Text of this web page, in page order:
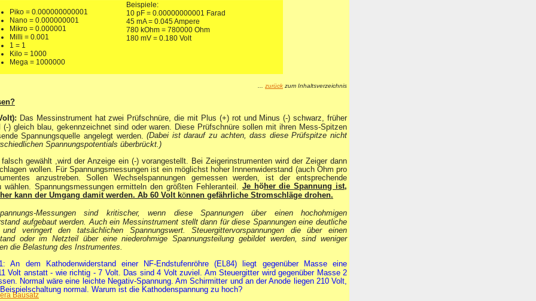
Bausatz
Piko = 0.000000000001
Nano = 0.000000001
Mikro = 0.000001
Milli = 0.001
1 = 1
Kilo = 1000
Mega = 1000000
Beispiele:
10 pF = 0.00000000001 Farad
45 mA = 0.045 Ampere
780 kOhm = 780000 Ohm
180 mV = 0.180 Volt
zurück zum Inhaltsverzeichnis
Das Messinstrument hat zwei Prüfschnüre, die mit Plus (+) rot und Minus (-) schwarz, früher
(-) gleich blau, gekennzeichnet sind oder waren. Diese Prüfschnüre sollen mit ihren Mess-Spitzen
Spannungsquelle angelegt werden.(Dabei ist darauf zu achten, dass diese Prüfspitze nicht
Spannungspotentials überbrückt.)
gewählt ,wird der Anzeige ein (-) vorangestellt. Bei Zeigerinstrumenten wird der Zeiger dann
wollen. Für Spannungsmessungen ist ein möglichst hoher Innnenwiderstand (auch Ohm pro
anzustreben. Sollen Wechselspannungen gemessen werden, ist der entsprechende
wählen. Spannungsmessungen ermitteln den größten Fehleranteil. Je höher die Spannung ist,
kann der Umgang damit werden. Ab 60 Volt können gefährliche Stromschl äge drohen.
Messungen sind kritischer, wenn diese Spannungen über einen hochohmigen
aufgebaut werden. Auch ein Messinstrument stellt dann für diese Spannungen eine deutliche
veringert den tatsächlichen Spannungswert. Steuergittervorspannungen die über einen
oder im Netzteil über eine niederohmige Spannungsteilung gebildet werden, sind weniger
die Belastung des Instrumentes.
An dem Kathodenwiderstand einer NF-Endstufenröhre (EL84) liegt gegenüber Masse eine
Volt anstatt - wie richtig - 7 Volt. Das sind 4 Volt zuviel. Am Steuergitter wird gegenüber Masse 2
Normal wäre eine leichte Negativ-Spannung. Am Schirmitter und an der Anode liegen 210 Volt,
normal. Warum ist die Kathodenspannung zu hoch?